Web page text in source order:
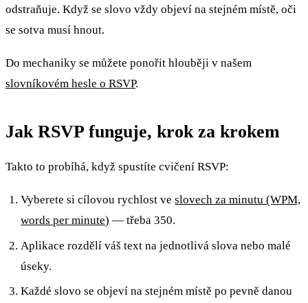
odstraňuje. Když se slovo vždy objeví na stejném místě, oči
se sotva musí hnout.
Do mechaniky se můžete ponořit hlouběji v našem
slovníkovém hesle o RSVP.
Jak RSVP funguje, krok za krokem
Takto to probíhá, když spustíte cvičení RSVP:
Vyberete si cílovou rychlost veslovech za minutu (WPM,
words per minute) — třeba 350.
Aplikace rozdělí váš text na jednotlivá slova nebo malé
úseky.
Každé slovo se objeví na stejném místě po pevně danou